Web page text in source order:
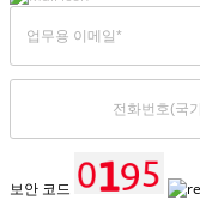
보안 코드